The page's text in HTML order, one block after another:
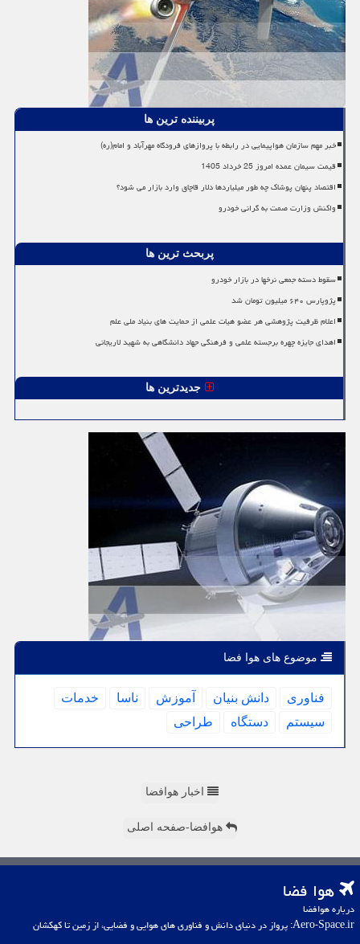
پربیننده ترین ها
خبر مهم سازمان هواپیمایی در رابطه با پروازهای فرودگاه مهرآباد و امام(ره)
قیمت سیمان عمده امروز 25 خرداد 1405
اقتصاد پنهان پوشاک چه طور میلیاردها دلار قاچاق وارد بازار می شود؟
واکنش وزارت صمت به گرانی خودرو
پربحث ترین ها
سقوط دسته جمعی نرخها در بازار خودرو
پژوپارس ۶۴۰ میلیون تومان شد
اعلام ظرفیت پژوهشی هر عضو هیات علمی از حمایت های بنیاد ملی علم
اهدای جایزه چهره برجسته علمی و فرهنگی جهاد دانشگاهی به شهید لاریجانی
جدیدترین ها
موضوع های هوا فضا
فناوری دانش بنیان آموزش ناسا
خدمات
سیستم
دستگاه طراحی
اخبار هوافضا
هوافضا-صفحه اصلی
هوا فضا
درباره هوافضا
Aero-Space.ir: پرواز در دنیای دانش و فناوری های هوایی و فضایی، از زمین تا کهکشان